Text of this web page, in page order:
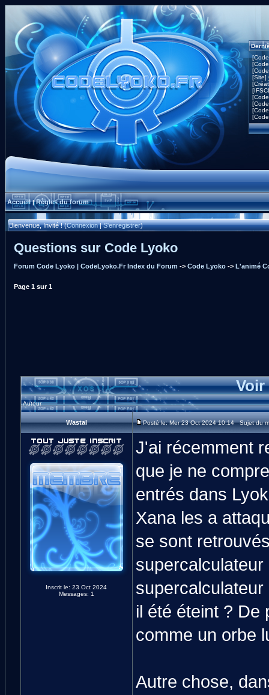
[Site]
Accueil|Règles du forum
Bienvenue, Invité ! (Connexion|S'enregistrer)
Questions sur Code Lyoko
Forum Code Lyoko | CodeLyoko.Fr Index du Forum -> Code Lyoko -> L'animé
Page 1 sur1
Voir
Auteur
Wastal Posté le: Mer 23 Oct 2024 10:14 Sujet du
Inscrit le: 23 Oct 2024
Messages: 1
J'ai récemment
que je ne
entrés dans
Xana les a
se sont
il été éteint ? De
comme un orbe
Autre chose,